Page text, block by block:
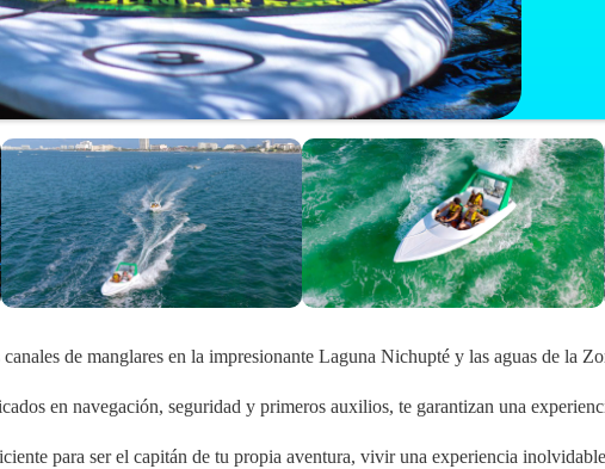
de manglares en la impresionante Laguna Nichupté y las aguas de la
en navegación, seguridad y primeros auxilios, te garantizan una
para ser el capitán de tu propia aventura, vivir una experiencia